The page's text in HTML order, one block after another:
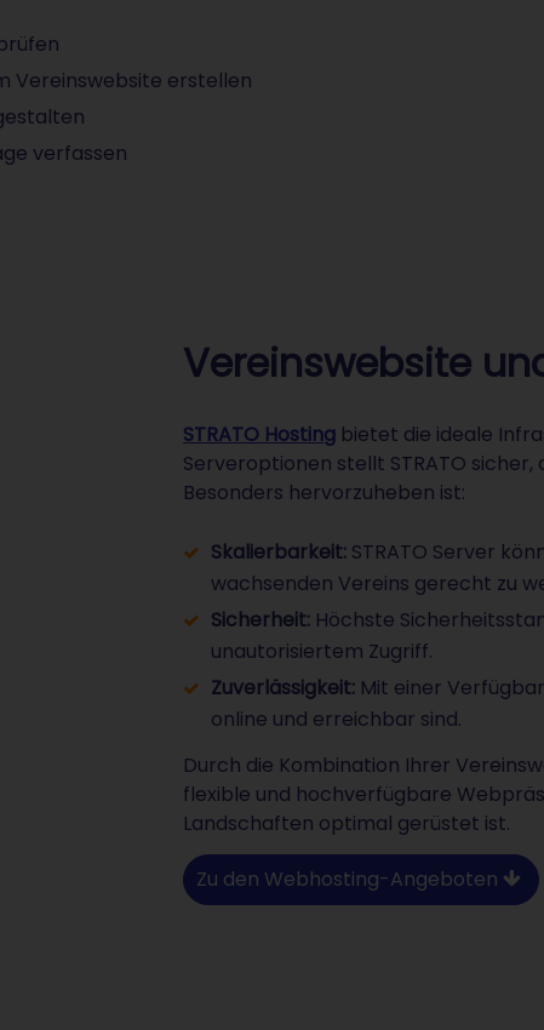
Vereinswebsite erstellen
verfassen
Vereinswebsite
STRATO Hosting bietet die ideale
Serveroptionen stellt STRATO
Besonders hervorzuheben ist:
Skalierbarkeit:STRATO Server
wachsenden Vereins gerecht zu
Sicherheit: Höchste
unautorisiertem Zugriff.
Zuverlässigkeit:Mit einer
online und erreichbar sind.
Durch die Kombination Ihrer
flexible und hochverfügbare
Landschaften optimal gerüstet ist.
Zu den Webhosting-Angeboten